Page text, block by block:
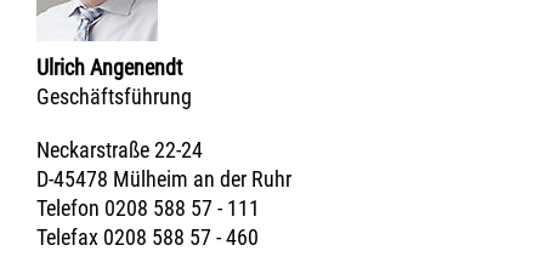
Ulrich Angenendt
Geschäftsführung
Neckarstraße 22-24
D-45478 Mülheim an der Ruhr
Telefon 0208 588 57 - 111
Telefax 0208 588 57 - 460